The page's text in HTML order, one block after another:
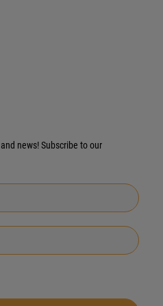
news! Subscribe to our